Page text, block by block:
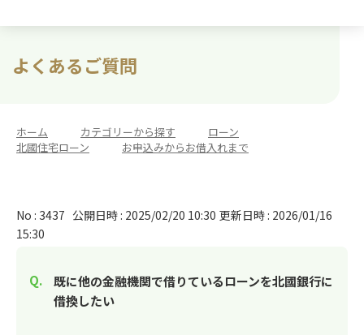
よくあるご質問
ホーム カテゴリーから探す ローン
北國住宅ローン
お申込みからお借入れまで
No : 3437 公開日時 : 2025/02/20 10:30 更新日時 : 2026/01/16
15:30
既に他の金融機関で借りているローンを北國銀行に
借換したい